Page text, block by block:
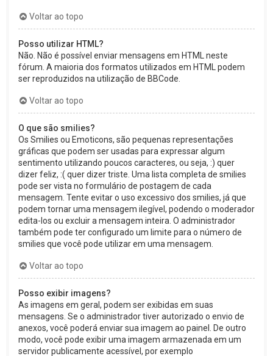
Voltar ao topo
Posso utilizar HTML?
Não. Não é possível enviar mensagens em HTML neste
fórum. A maioria dos formatos utilizados em HTML podem
ser reproduzidos na utilização de BBCode.
Voltar ao topo
O que são smilies?
Os Smilies ou Emoticons, são pequenas representações
gráficas que podem ser usadas para expressar algum
sentimento utilizando poucos caracteres, ou seja, :) quer
dizer feliz, :( quer dizer triste. Uma lista completa de smilies
pode ser vista no formulário de postagem de cada
mensagem. Tente evitar o uso excessivo dos smilies, já que
podem tornar uma mensagem ilegível, podendo o moderador
edita-los ou excluir a mensagem inteira. O administrador
também pode ter configurado um limite para o número de
smilies que você pode utilizar em uma mensagem.
Voltar ao topo
Posso exibir imagens?
As imagens em geral, podem ser exibidas em suas
mensagens. Se o administrador tiver autorizado o envio de
anexos, você poderá enviar sua imagem ao painel. De outro
modo, você pode exibir uma imagem armazenada em um
servidor publicamente acessível, por exemplo